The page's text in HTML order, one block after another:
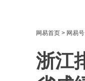
网易首页 > 网易号
浙江